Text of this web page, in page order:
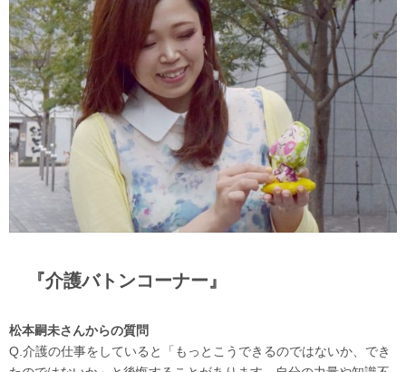
『介護バトンコーナー』
松本嗣未さんからの質問
Q.介護の仕事をしていると「もっとこうできるのではないか、でき